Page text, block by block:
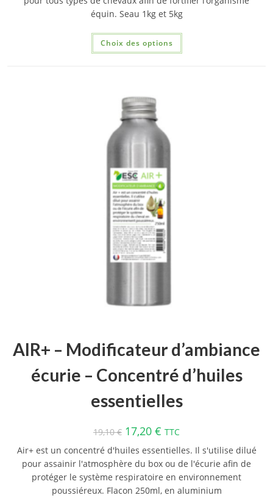
équin. Seau 1kg et 5kg
Choix des options
AIR+ – Modificateur d’ambiance
écurie – Concentré d’huiles
essentielles
19,10€ 17,20 € TTC
Air+ est un concentré d'huiles essentielles. Il s'utilise dilué
pour assainir l'atmosphère du box ou de l'écurie afin de
protéger le système respiratoire en environnement
poussiéreux. Flacon 250ml, en aluminium